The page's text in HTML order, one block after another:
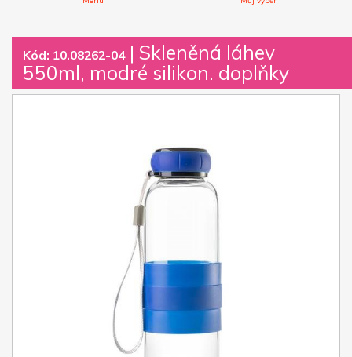
Kód: 10.08262-04| Skleněná láhev
550ml, modré silikon. doplňky